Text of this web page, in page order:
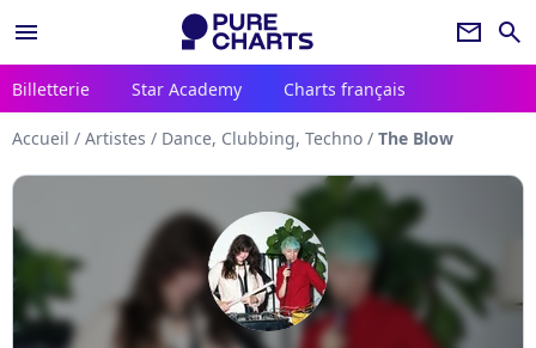
menu newsletter search
Billetterie Star Academy Charts français
Accueil / Artistes / Dance, Clubbing, Techno / The Blow